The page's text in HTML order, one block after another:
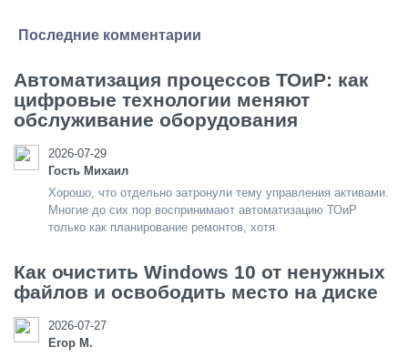
Последние комментарии
Автоматизация процессов ТОиР: как
цифровые технологии меняют
обслуживание оборудования
2026-07-29
Гость Михаил
Хорошо, что отдельно затронули тему управления активами.
Многие до сих пор воспринимают автоматизацию ТОиР
только как планирование ремонтов, хотя
Как очистить Windows 10 от ненужных
файлов и освободить место на диске
2026-07-27
Егор М.